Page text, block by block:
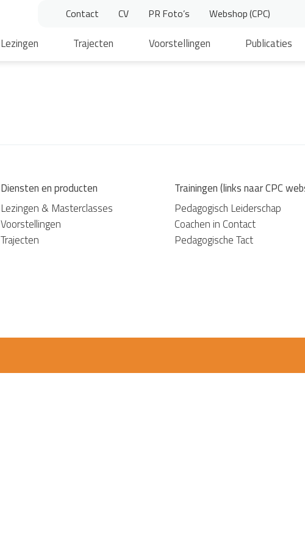
Contact CV PR Foto’s Webshop (CPC)
Lezingen Trajecten Voorstellingen Publicaties
Diensten en producten
Lezingen & Masterclasses
Voorstellingen
Trajecten
Trainingen (links naar CPC
Pedagogisch Leiderschap
Coachen in Contact
Pedagogische Tact